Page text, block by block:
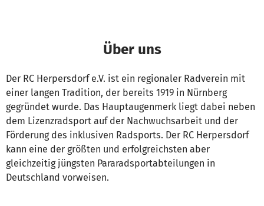
Über uns
Der RC Herpersdorf e.V. ist ein regionaler Radverein mit
einer langen Tradition, der bereits 1919 in Nürnberg
gegründet wurde. Das Hauptaugenmerk liegt dabei neben
dem Lizenzradsport auf der Nachwuchsarbeit und der
Förderung des inklusiven Radsports. Der RC Herpersdorf
kann eine der größten und erfolgreichsten aber
gleichzeitig jüngsten Pararadsportabteilungen in
Deutschland vorweisen.